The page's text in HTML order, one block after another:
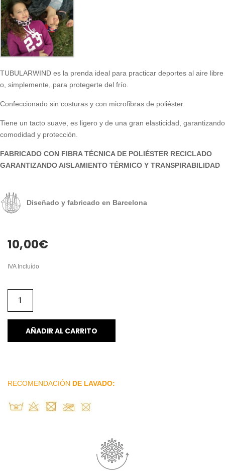
TUBULARWIND es la prenda ideal para practicar deportes al aire libre
o, simplemente, para protegerte del frío.
Confeccionado sin costuras y con microfibras de poliéster.
Tiene un tacto suave, es ligero y de una gran elasticidad, garantizando
comodidad y protección.
FABRICADO CON FIBRA TÉCNICA DE POLIÉSTER RECICLADO
GARANTIZANDO AISLAMIENTO TÉRMICO Y TRANSPIRABILIDAD
Diseñado y fabricado en Barcelona
10,00€
IVA Incluído
AÑADIR AL CARRITO
RECOMENDACIÓN DE LAVADO: